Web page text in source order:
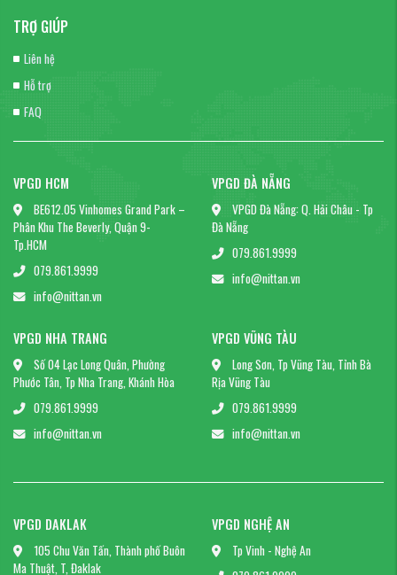
TRỢ GIÚP
Liên hệ
Hỗ trợ
FAQ
VPGD HCM
BE612.05 Vinhomes Grand Park –
Phân Khu The Beverly, Quận 9-
Tp.HCM
079.861.9999
info@nittan.vn
VPGD ĐÀ NẴNG
VPGD Đà Nẵng: Q. Hải Châu - Tp
Đà Nẵng
079.861.9999
info@nittan.vn
VPGD NHA TRANG
Số 04 Lạc Long Quân, Phường
Phước Tân, Tp Nha Trang, Khánh Hòa
079.861.9999
info@nittan.vn
VPGD VŨNG TÀU
Long Sơn, Tp Vũng Tàu, Tỉnh Bà
Rịa Vũng Tàu
079.861.9999
info@nittan.vn
VPGD DAKLAK
105 Chu Văn Tấn, Thành phố Buôn
Ma Thuật, T, Đaklak
VPGD NGHỆ AN
Tp Vinh - Nghệ An